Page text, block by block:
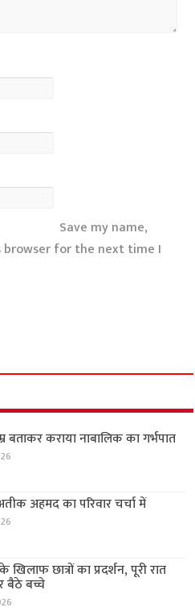
Save my name,
for the next time I
बताकर कराया नाबालिक का गर्भपात
अहमद का परिवार चर्चा में
छात्रों का प्रदर्शन, पूरी रात
बैठे बच्चे